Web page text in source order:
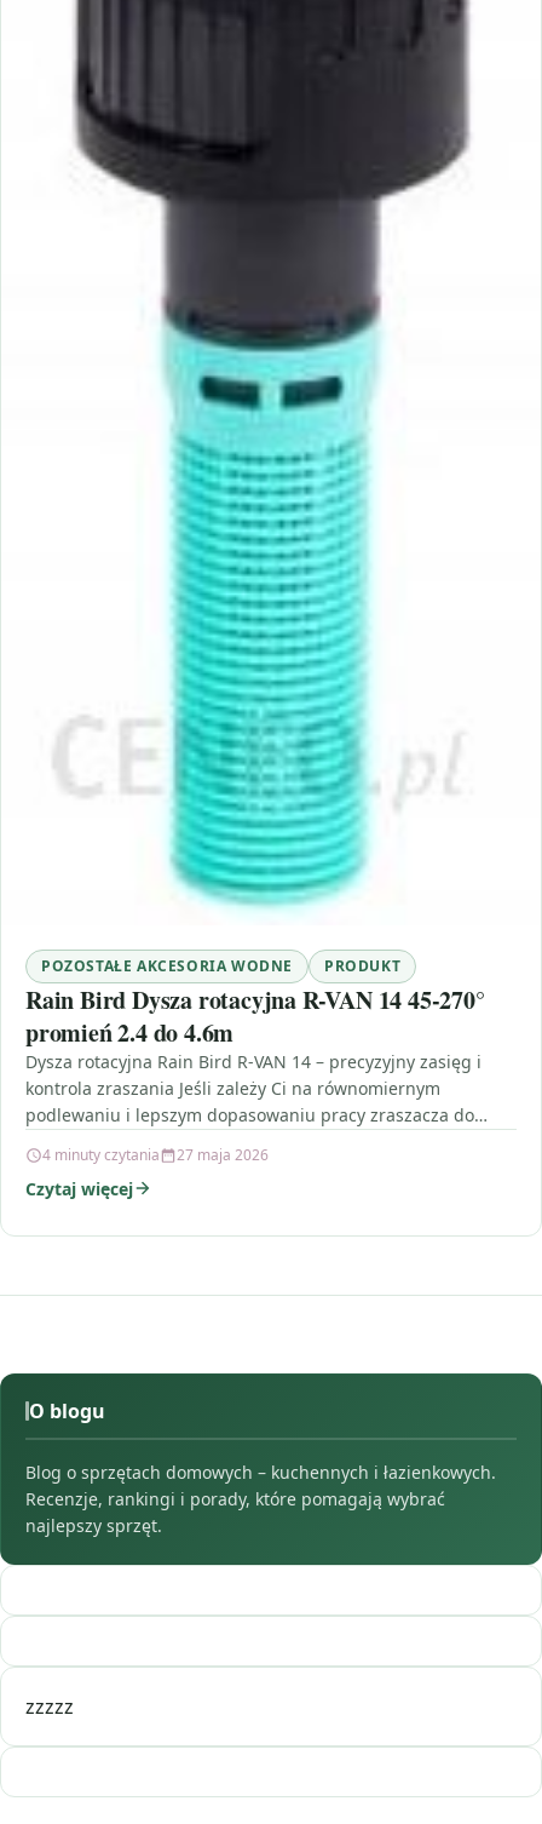
POZOSTAŁE AKCESORIA WODNE PRODUKT
Rain Bird Dysza rotacyjna R-VAN 14 45-270°
promień 2.4 do 4.6m
Dysza rotacyjna Rain Bird R-VAN 14 – precyzyjny zasięg i
kontrola zraszania Jeśli zależy Ci na równomiernym
podlewaniu i lepszym dopasowaniu pracy zraszacza do…
4 minuty czytania 27 maja 2026
Czytaj więcej
O blogu
Blog o sprzętach domowych – kuchennych i łazienkowych.
Recenzje, rankingi i porady, które pomagają wybrać
najlepszy sprzęt.
zzzzz